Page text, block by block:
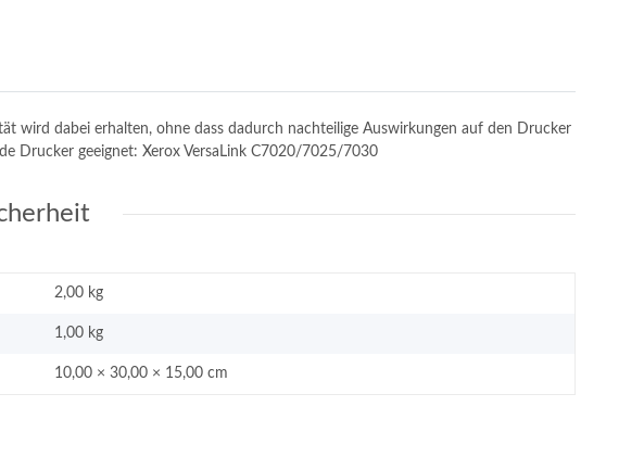
wird dabei erhalten, ohne dass dadurch nachteilige Auswirkungen auf den Drucker
Drucker geeignet: Xerox VersaLink C7020/7025/7030
2,00 kg
1,00 kg
10,00 × 30,00 × 15,00 cm